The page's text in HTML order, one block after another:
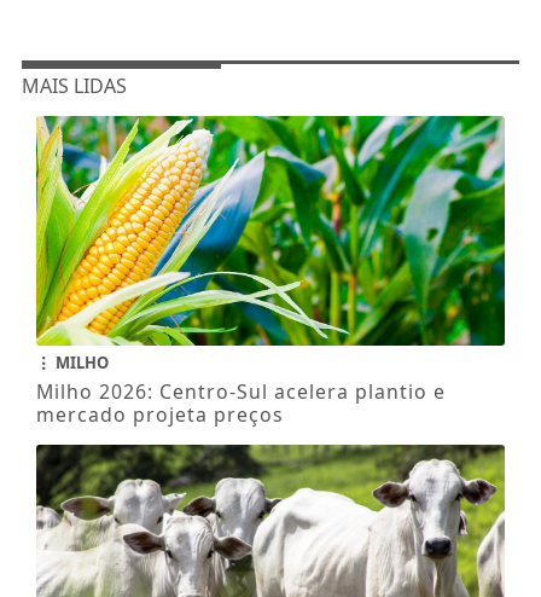
MAIS LIDAS
MILHO
Milho 2026: Centro-Sul acelera plantio e
mercado projeta preços